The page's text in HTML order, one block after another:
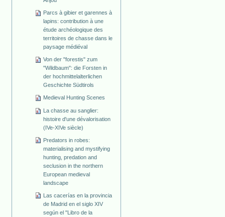
Parcs à gibier et garennes à
lapins: contribution à une
étude archéologique des
territoires de chasse dans le
paysage médiéval
Von der "forestis" zum
"Wildbaum": die Forsten in
der hochmittelalterlichen
Geschichte Südtirols
Medieval Hunting Scenes
La chasse au sanglier:
histoire d'une dévalorisation
(IVe-XIVe siècle)
Predators in robes:
materialising and mystifying
hunting, predation and
seclusion in the northern
European medieval
landscape
Las cacerías en la provincia
de Madrid en el siglo XIV
según el "Libro de la